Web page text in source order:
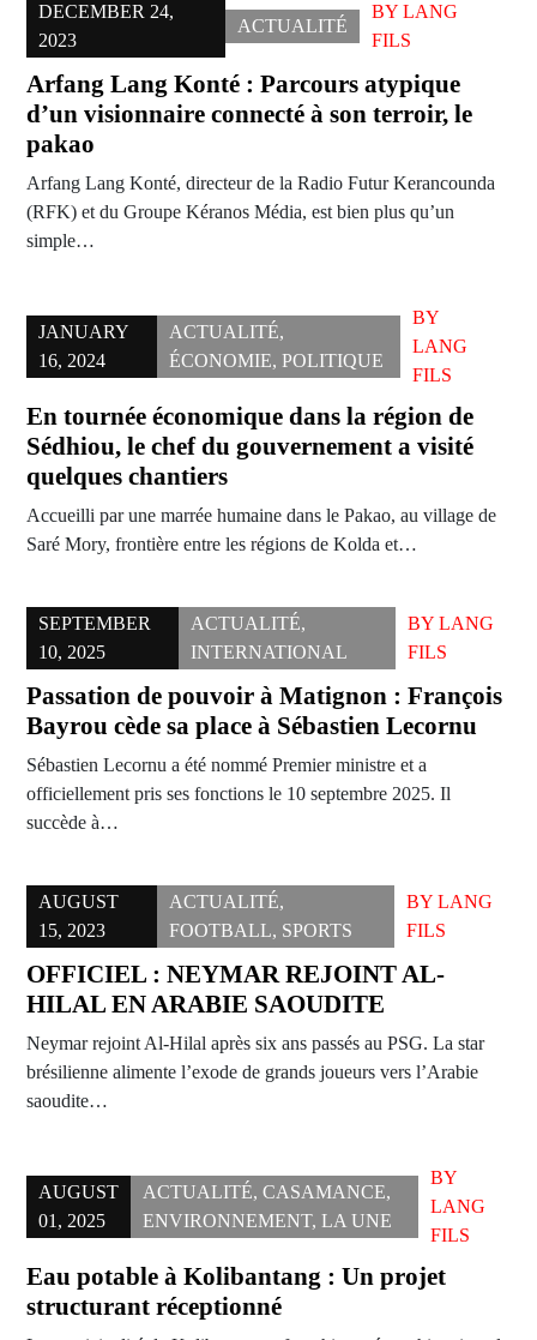
DECEMBER 24,
2023
ACTUALITÉ
BY LANG
FILS
Arfang Lang Konté : Parcours atypique
d’un visionnaire connecté à son terroir, le
pakao
Arfang Lang Konté, directeur de la Radio Futur Kerancounda
(RFK) et du Groupe Kéranos Média, est bien plus qu’un
simple…
JANUARY
16, 2024
ACTUALITÉ,
ÉCONOMIE, POLITIQUE
BY
LANG
FILS
En tournée économique dans la région de
Sédhiou, le chef du gouvernement a visité
quelques chantiers
Accueilli par une marrée humaine dans le Pakao, au village de
Saré Mory, frontière entre les régions de Kolda et…
SEPTEMBER
10, 2025
ACTUALITÉ,
INTERNATIONAL
BYLANG
FILS
Passation de pouvoir à Matignon : François
Bayrou cède sa place à Sébastien Lecornu
Sébastien Lecornu a été nommé Premier ministre et a
officiellement pris ses fonctions le 10 septembre 2025. Il
succède à…
AUGUST
15, 2023
ACTUALITÉ,
FOOTBALL, SPORTS
BYLANG
FILS
OFFICIEL : NEYMAR REJOINT AL-
HILAL EN ARABIE SAOUDITE
Neymar rejoint Al-Hilal après six ans passés au PSG. La star
brésilienne alimente l’exode de grands joueurs vers l’Arabie
saoudite…
AUGUST
01, 2025
ACTUALITÉ, CASAMANCE,
ENVIRONNEMENT, LA UNE
BY
LANG
FILS
Eau potable à Kolibantang : Un projet
structurant réceptionné